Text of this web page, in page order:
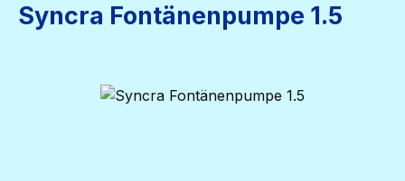
Syncra Fontänenpumpe 1.5
Bildergalerie überspringen